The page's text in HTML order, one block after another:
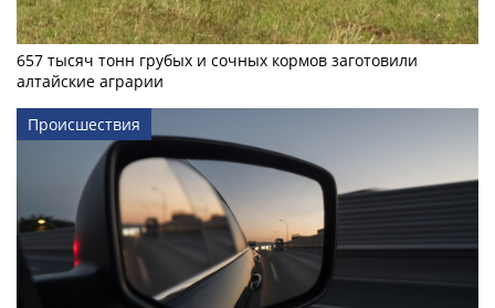
657 тысяч тонн грубых и сочных кормов заготовили
алтайские аграрии
Происшествия